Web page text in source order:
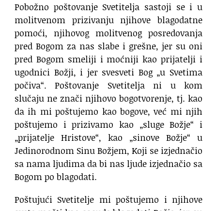
Pobožno poštovanje Svetitelja sastoji se i u
molitvenom prizivanju njihove blagodatne
pomoći, njihovog molitvenog posredovanja
pred Bogom za nas slabe i grešne, jer su oni
pred Bogom smeliji i moćniji kao prijatelji i
ugodnici Božji, i jer svesveti Bog „u Svetima
počiva“. Poštovanje Svetitelja ni u kom
slučaju ne znači njihovo bogotvorenje, tj. kao
da ih mi poštujemo kao bogove, već mi njih
poštujemo i prizivamo kao „sluge Božje“ i
„prijatelje Hristove“, kao „sinove Božje“ u
Jedinorodnom Sinu Božjem, Koji se izjednačio
sa nama ljudima da bi nas ljude izjednačio sa
Bogom po blagodati.
Poštujući Svetitelje mi poštujemo i njihove